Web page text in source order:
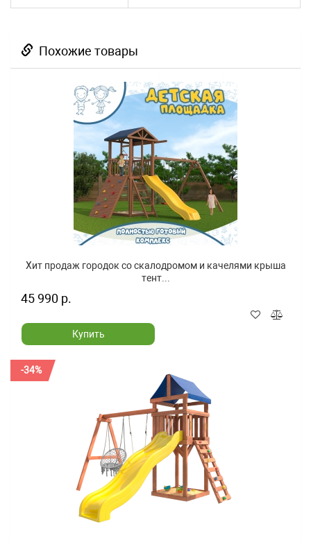
Похожие товары
Хит продаж городок со скалодромом и качелями крыша
тент...
45 990 р.
Купить
-34%